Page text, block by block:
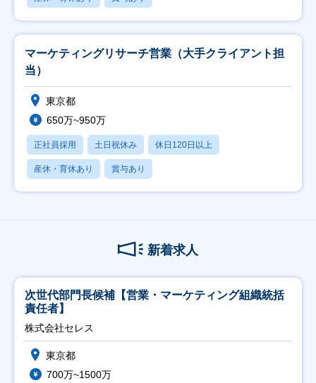
マーケティングリサーチ営業（大手クライアント担
当）
東京都
650万~950万
正社員採用 土日祝休み 休日120日以上
産休・育休あり 賞与あり
新着求人
次世代部門長候補【営業・マーケティング組織統括
責任者】
株式会社セレス
東京都
700万~1500万